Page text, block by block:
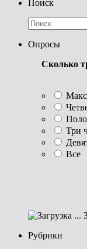
Поиск
Опросы
Сколько
Три
Все
Рубрики